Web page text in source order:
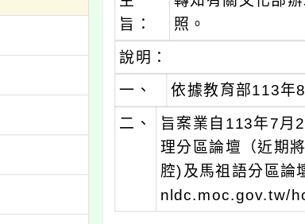
旨： 照。
說明：
一、
依據教育部113年
二、
旨案業自113年7月
理分區論壇（近期
腔)及馬祖語分區論
nldc.moc.gov.tw/